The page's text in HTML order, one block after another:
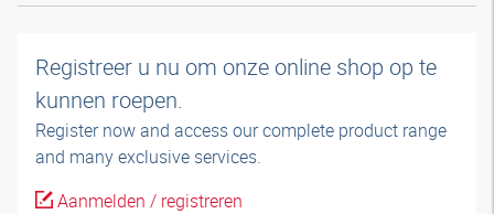
Registreer u nu om onze online shop op te
kunnen roepen.
Register now and access our complete product range
and many exclusive services.
Aanmelden / registreren